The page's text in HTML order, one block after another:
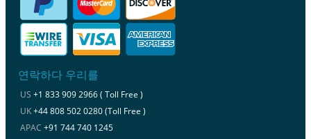
연락하다 우리를
US +1 833 909 2966 ( Toll Free )
UK+44 808 502 0280 (Toll Free )
APAC +91 744 740 1245